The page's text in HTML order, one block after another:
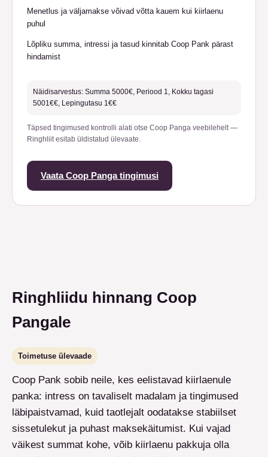
Menetlus ja väljamakse võivad võtta kauem kui kiirlaenu
puhul
Lõpliku summa, intressi ja tasud kinnitab Coop Pank pärast
hindamist
Näidisarvestus: Summa 5000€, Periood 1, Kokku tagasi
5001€€, Lepingutasu 1€€
Täpsed tingimused kontrolli alati otse Coop Panga veebilehelt —
Ringhliit esitab üldistatud ülevaate.
Vaata Coop Panga tingimusi
Ringhliidu hinnang Coop
Pangale
Toimetuse ülevaade
Coop Pank sobib neile, kes eelistavad kiirlaenule
panka: intress on tavaliselt madalam ja tingimused
läbipaistvamad, kuid taotlejalt oodatakse stabiilset
sissetulekut ja puhast maksekäitumist. Kui vajad
väikest summat kohe, võib kiirlaenu pakkuja olla